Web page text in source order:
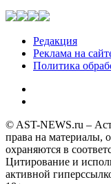
Редакция
Реклама на
Политика
© AST-NEWS.ru –
права на материалы,
охраняются в
Цитирование и
активной